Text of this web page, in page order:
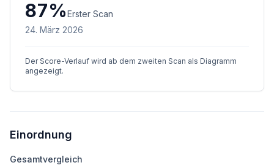
87%Erster Scan
24. März 2026
Der Score-Verlauf wird ab dem zweiten Scan als Diagramm
angezeigt.
Einordnung
Gesamtvergleich